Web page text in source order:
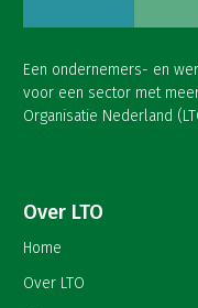
Een ondernemers- en
voor een sector met
Organisatie Nederland
Over LTO
Home
Over LTO